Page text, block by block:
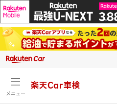
メニュー
楽天Car車検